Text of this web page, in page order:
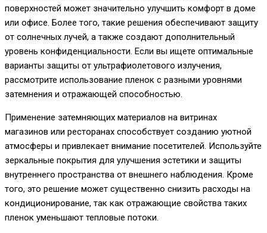
поверхностей может значительно улучшить комфорт в доме
или офисе. Более того, такие решения обеспечивают защиту
от солнечных лучей, а также создают дополнительный
уровень конфиденциальности. Если вы ищете оптимальные
варианты защиты от ультрафиолетового излучения,
рассмотрите использование пленок с разными уровнями
затемнения и отражающей способностью.
Применение затемняющих материалов на витринах
магазинов или ресторанах способствует созданию уютной
атмосферы и привлекает внимание посетителей. Используйте
зеркальные покрытия для улучшения эстетики и защиты
внутреннего пространства от внешнего наблюдения. Кроме
того, это решение может существенно снизить расходы на
кондиционирование, так как отражающие свойства таких
пленок уменьшают тепловые потоки.